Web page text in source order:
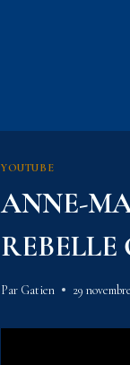
YOUTUBE
ANNE-
Par Gatien 29